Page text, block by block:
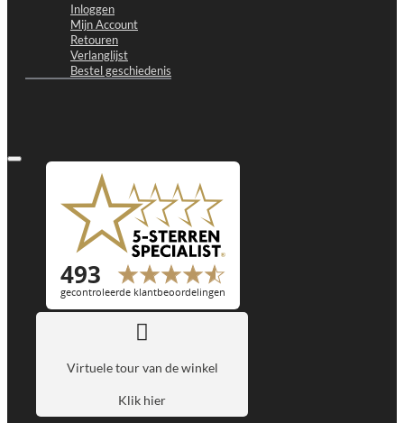
Inloggen
Mijn Account
Retouren
Verlanglijst
Bestel geschiedenis
Virtuele tour van de winkel
Klik hier